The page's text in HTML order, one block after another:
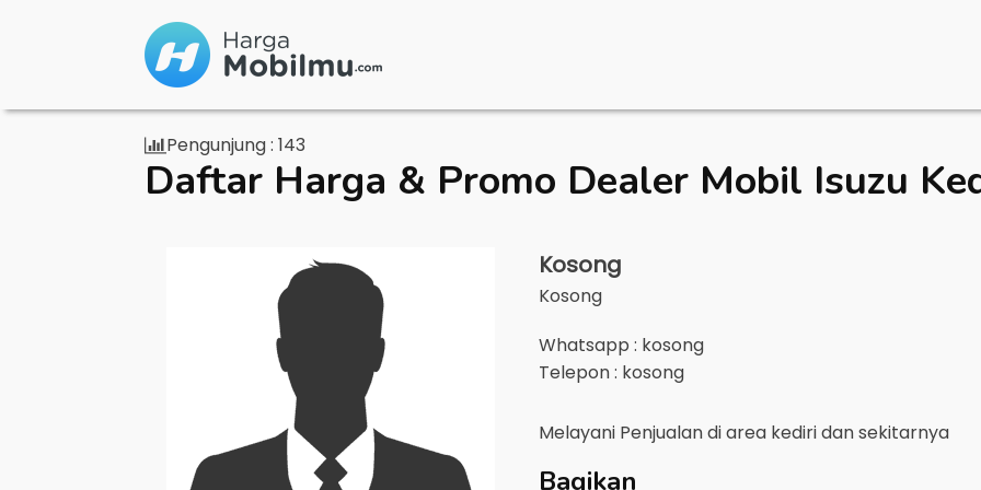
Pengunjung : 143
Daftar Harga & Promo Dealer Mobil Isuzu
Kosong
Kosong
Whatsapp : kosong
Telepon : kosong
Melayani Penjualan di area kediridan sekitarnya
Bagikan